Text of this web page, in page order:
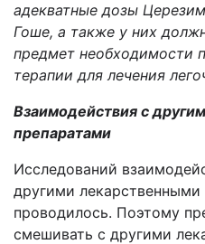
адекватные дозы Церезим
Гоше, а также у них
предмет необходимости
терапии для лечения
Взаимодействия с
препаратами
Исследований
другими
проводилось. Поэтому
смешивать с другими